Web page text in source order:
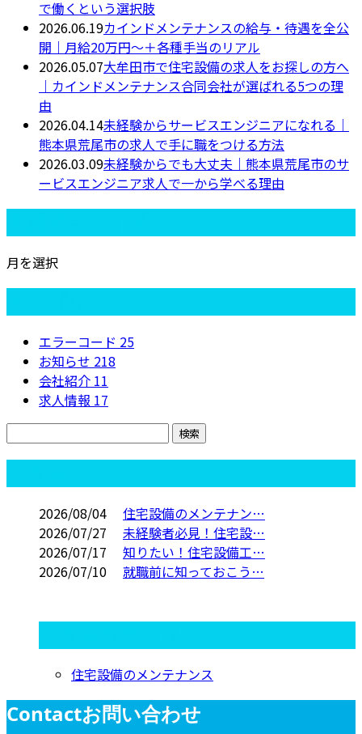
で働くという選択肢
2026.06.19カインドメンテナンスの給与・待遇を全公
開｜月給20万円〜＋各種手当のリアル
2026.05.07大牟田市で住宅設備の求人をお探しの方へ
｜カインドメンテナンス合同会社が選ばれる5つの理
由
2026.04.14未経験からサービスエンジニアになれる｜
熊本県荒尾市の求人で手に職をつける方法
2026.03.09未経験からでも大丈夫｜熊本県荒尾市のサ
ービスエンジニア求人で一から学べる理由
月を選択
エラーコード 25
お知らせ 218
会社紹介 11
求人情報 17
2026/08/04
住宅設備のメンテナン…
2026/07/27
未経験者必見！住宅設…
2026/07/17
知りたい！住宅設備工…
2026/07/10
就職前に知っておこう…
住宅設備のメンテナンス
Contactお問い合わせ